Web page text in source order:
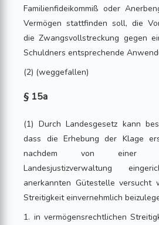
Familienfideikommiß oder
Vermögen stattfinden soll, die
die Zwangsvollstreckung gegen
Schuldners entsprechende
(2) (weggefallen)
§ 15a
(1) Durch Landesgesetz kann
dass die Erhebung der Klage
nachdem von einer
Landesjustizverwaltung
anerkannten Gütestelle versucht
Streitigkeit einvernehmlich
1. in vermögensrechtlichen